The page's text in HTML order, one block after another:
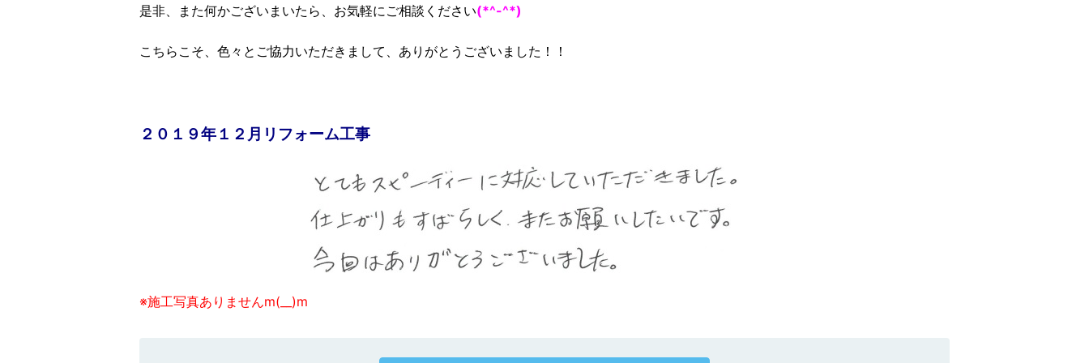
是非、また何かございまいたら、お気軽にご相談ください(*^-^*)
こちらこそ、色々とご協力いただきまして、ありがとうございました！！
２０１９年１２月リフォーム工事
※施工写真ありませんm(__)m